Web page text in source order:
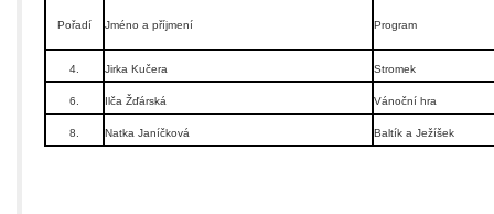
Pořadí Jméno a příjmení Program
4. Jirka Kučera Stromek
6. Ilča Žďárská Vánoční hra
8. Natka Janíčková Baltík a Ježíšek